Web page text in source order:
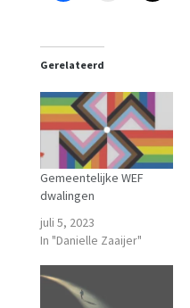
Gerelateerd
Gemeentelijke WEF
dwalingen
juli 5, 2023
In "Danielle Zaaijer"